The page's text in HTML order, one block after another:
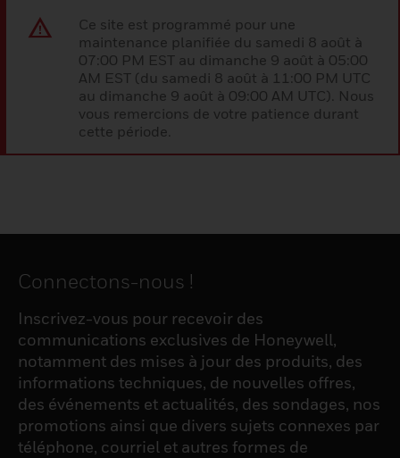
Ce site est programmé pour une
maintenance planifiée du samedi 8 août à
07:00 PM EST au dimanche 9 août à 05:00
AM EST (du samedi 8 août à 11:00 PM UTC
au dimanche 9 août à 09:00 AM UTC). Nous
vous remercions de votre patience durant
cette période.
Connectons-nous !
Inscrivez-vous pour recevoir des
communications exclusives de Honeywell,
notamment des mises à jour des produits, des
informations techniques, de nouvelles offres,
des événements et actualités, des sondages, nos
promotions ainsi que divers sujets connexes par
téléphone, courriel et autres formes de